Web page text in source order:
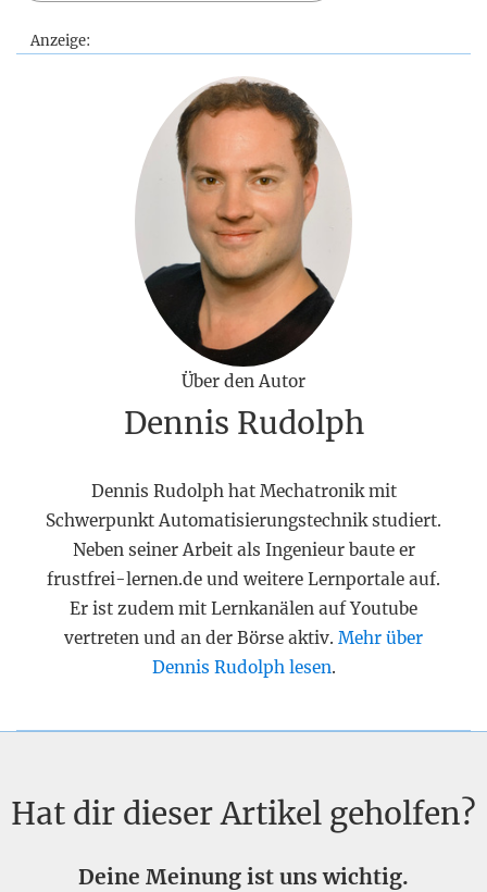
Anzeige:
Über den Autor
Dennis Rudolph
Dennis Rudolph hat Mechatronik mit
Schwerpunkt Automatisierungstechnik studiert.
Neben seiner Arbeit als Ingenieur baute er
frustfrei-lernen.de und weitere Lernportale auf.
Er ist zudem mit Lernkanälen auf Youtube
vertreten und an der Börse aktiv. Mehr über
Dennis Rudolph lesen.
Hat dir dieser Artikel geholfen?
Deine Meinung ist uns wichtig.